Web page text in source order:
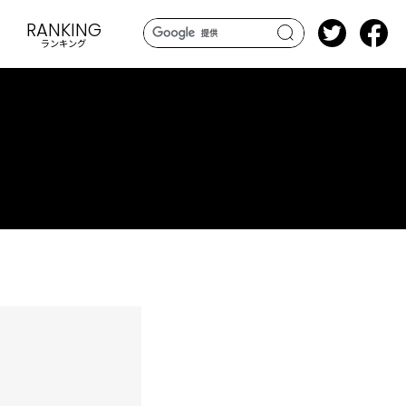
search
RANKING
ランキング